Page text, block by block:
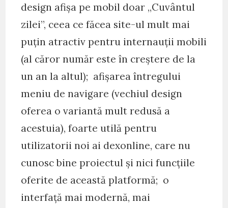
design afișa pe mobil doar „Cuvântul
zilei”, ceea ce făcea site-ul mult mai
puțin atractiv pentru internauții mobili
(al căror număr este în creștere de la
un an la altul); afișarea întregului
meniu de navigare (vechiul design
oferea o variantă mult redusă a
acestuia), foarte utilă pentru
utilizatorii noi ai dexonline, care nu
cunosc bine proiectul și nici funcțiile
oferite de această platformă; o
interfață mai modernă, mai